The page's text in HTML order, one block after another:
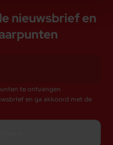
nieuwsbrief en
te ontvangen
en ga akkoord met de